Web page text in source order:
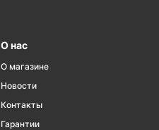
О нас
О магазине
Новости
Контакты
Гарантии